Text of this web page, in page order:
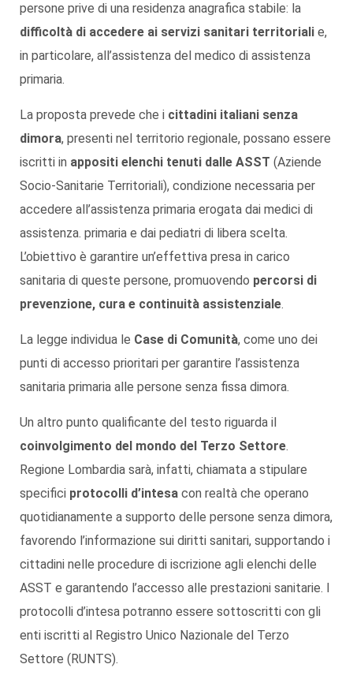
persone prive di una residenza anagrafica stabile: la
difficoltà di accedere ai servizi sanitari territoriali e,
in particolare, all’assistenza del medico di assistenza
primaria.
La proposta prevede che i cittadini italiani senza
dimora, presenti nel territorio regionale, possano essere
iscritti in appositi elenchi tenuti dalle ASST (Aziende
Socio-Sanitarie Territoriali), condizione necessaria per
accedere all’assistenza primaria erogata dai medici di
assistenza. primaria e dai pediatri di libera scelta.
L’obiettivo è garantire un’effettiva presa in carico
sanitaria di queste persone, promuovendo percorsi di
prevenzione, cura e continuità assistenziale.
La legge individua le Case di Comunità, come uno dei
punti di accesso prioritari per garantire l’assistenza
sanitaria primaria alle persone senza fissa dimora.
Un altro punto qualificante del testo riguarda il
coinvolgimento del mondo del Terzo Settore.
Regione Lombardia sarà, infatti, chiamata a stipulare
specifici protocolli d’intesa con realtà che operano
quotidianamente a supporto delle persone senza dimora,
favorendo l’informazione sui diritti sanitari, supportando i
cittadini nelle procedure di iscrizione agli elenchi delle
ASST e garantendo l’accesso alle prestazioni sanitarie. I
protocolli d’intesa potranno essere sottoscritti con gli
enti iscritti al Registro Unico Nazionale del Terzo
Settore (RUNTS).